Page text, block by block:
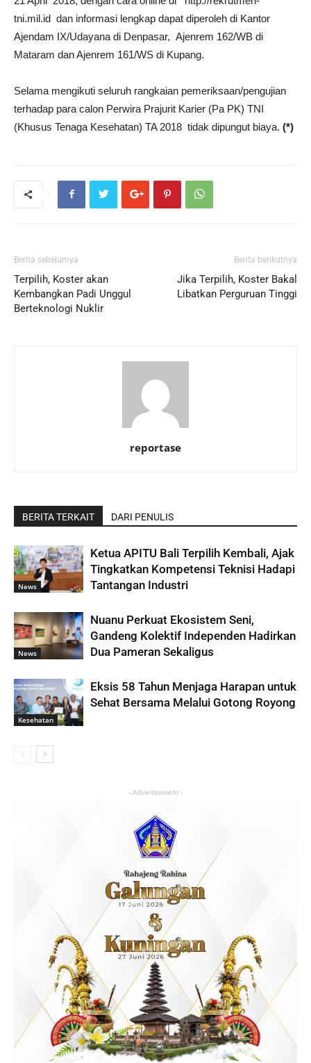
tni.mil.id dan informasi lengkap dapat diperoleh di Kantor
Ajendam IX/Udayana di Denpasar, Ajenrem 162/WB di
Mataram dan Ajenrem 161/WS di Kupang.
Selama mengikuti seluruh rangkaian pemeriksaan/pengujian
terhadap para calon Perwira Prajurit Karier (Pa PK) TNI
(Khusus Tenaga Kesehatan) TA 2018 tidak dipungut biaya. (*)
Berita sebelumya
Terpilih, Koster akan
Kembangkan Padi Unggul
Berteknologi Nuklir
Berita berikutnya
Jika Terpilih, Koster Bakal
Libatkan Perguruan Tinggi
reportase
BERITA TERKAIT DARI PENULIS
News
Ketua APITU Bali Terpilih Kembali, Ajak
Tingkatkan Kompetensi Teknisi Hadapi
Tantangan Industri
News
Nuanu Perkuat Ekosistem Seni,
Gandeng Kolektif Independen Hadirkan
Dua Pameran Sekaligus
Kesehatan
Eksis 58 Tahun Menjaga Harapan untuk
Sehat Bersama Melalui Gotong Royong
- Advertisement -